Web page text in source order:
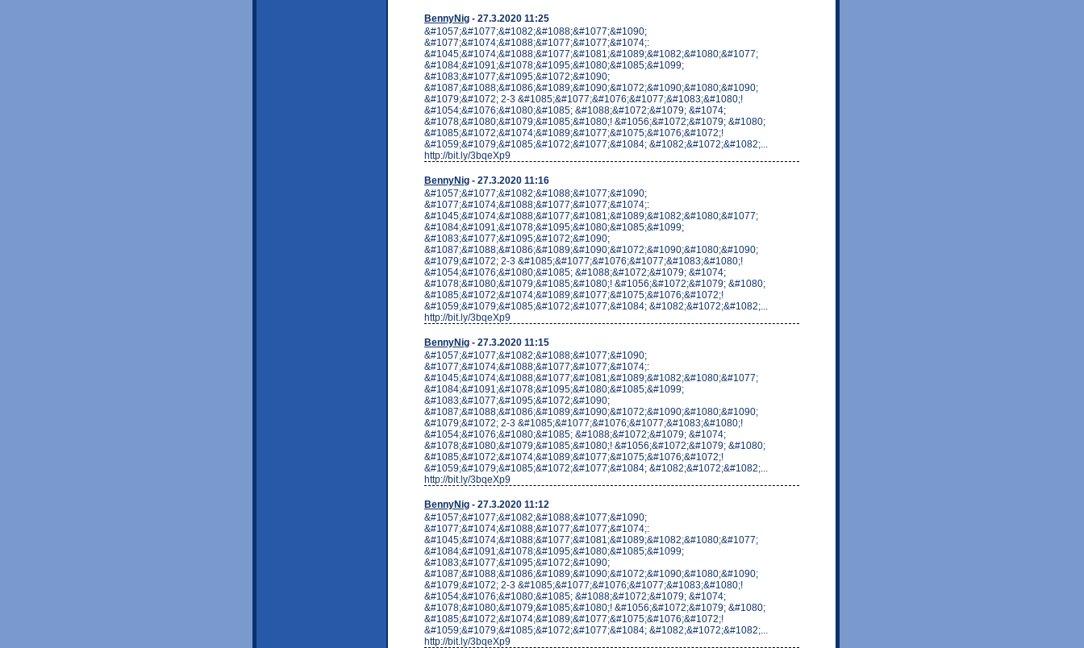
BennyNig - 27.3.2020 11:25
&#1057;&#1077;&#1082;&#1088;&#1077;&#1090;
&#1077;&#1074;&#1088;&#1077;&#1077;&#1074;:
&#1045;&#1074;&#1088;&#1077;&#1081;&#1089;&#1082;&#1080;&#1077;
&#1084;&#1091;&#1078;&#1095;&#1080;&#1085;&#1099;
&#1083;&#1077;&#1095;&#1072;&#1090;
&#1087;&#1088;&#1086;&#1089;&#1090;&#1072;&#1090;&#1080;&#1090;
&#1079;&#1072; 2-3 &#1085;&#1077;&#1076;&#1077;&#1083;&#1080;!
&#1054;&#1076;&#1080;&#1085; &#1088;&#1072;&#1079; &#1074;
&#1078;&#1080;&#1079;&#1085;&#1080;! &#1056;&#1072;&#1079; &#1080;
&#1085;&#1072;&#1074;&#1089;&#1077;&#1075;&#1076;&#1072;!
&#1059;&#1079;&#1085;&#1072;&#1077;&#1084; &#1082;&#1072;&#1082;...
http://bit.ly/3bqeXp9
BennyNig - 27.3.2020 11:16
&#1057;&#1077;&#1082;&#1088;&#1077;&#1090;
&#1077;&#1074;&#1088;&#1077;&#1077;&#1074;:
&#1045;&#1074;&#1088;&#1077;&#1081;&#1089;&#1082;&#1080;&#1077;
&#1084;&#1091;&#1078;&#1095;&#1080;&#1085;&#1099;
&#1083;&#1077;&#1095;&#1072;&#1090;
&#1087;&#1088;&#1086;&#1089;&#1090;&#1072;&#1090;&#1080;&#1090;
&#1079;&#1072; 2-3 &#1085;&#1077;&#1076;&#1077;&#1083;&#1080;!
&#1054;&#1076;&#1080;&#1085; &#1088;&#1072;&#1079; &#1074;
&#1078;&#1080;&#1079;&#1085;&#1080;! &#1056;&#1072;&#1079; &#1080;
&#1085;&#1072;&#1074;&#1089;&#1077;&#1075;&#1076;&#1072;!
&#1059;&#1079;&#1085;&#1072;&#1077;&#1084; &#1082;&#1072;&#1082;...
http://bit.ly/3bqeXp9
BennyNig - 27.3.2020 11:15
&#1057;&#1077;&#1082;&#1088;&#1077;&#1090;
&#1077;&#1074;&#1088;&#1077;&#1077;&#1074;:
&#1045;&#1074;&#1088;&#1077;&#1081;&#1089;&#1082;&#1080;&#1077;
&#1084;&#1091;&#1078;&#1095;&#1080;&#1085;&#1099;
&#1083;&#1077;&#1095;&#1072;&#1090;
&#1087;&#1088;&#1086;&#1089;&#1090;&#1072;&#1090;&#1080;&#1090;
&#1079;&#1072; 2-3 &#1085;&#1077;&#1076;&#1077;&#1083;&#1080;!
&#1054;&#1076;&#1080;&#1085; &#1088;&#1072;&#1079; &#1074;
&#1078;&#1080;&#1079;&#1085;&#1080;! &#1056;&#1072;&#1079; &#1080;
&#1085;&#1072;&#1074;&#1089;&#1077;&#1075;&#1076;&#1072;!
&#1059;&#1079;&#1085;&#1072;&#1077;&#1084; &#1082;&#1072;&#1082;...
http://bit.ly/3bqeXp9
BennyNig - 27.3.2020 11:12
&#1057;&#1077;&#1082;&#1088;&#1077;&#1090;
&#1077;&#1074;&#1088;&#1077;&#1077;&#1074;:
&#1045;&#1074;&#1088;&#1077;&#1081;&#1089;&#1082;&#1080;&#1077;
&#1084;&#1091;&#1078;&#1095;&#1080;&#1085;&#1099;
&#1083;&#1077;&#1095;&#1072;&#1090;
&#1087;&#1088;&#1086;&#1089;&#1090;&#1072;&#1090;&#1080;&#1090;
&#1079;&#1072; 2-3 &#1085;&#1077;&#1076;&#1077;&#1083;&#1080;!
&#1054;&#1076;&#1080;&#1085; &#1088;&#1072;&#1079; &#1074;
&#1078;&#1080;&#1079;&#1085;&#1080;! &#1056;&#1072;&#1079; &#1080;
&#1085;&#1072;&#1074;&#1089;&#1077;&#1075;&#1076;&#1072;!
&#1059;&#1079;&#1085;&#1072;&#1077;&#1084; &#1082;&#1072;&#1082;...
http://bit.ly/3bqeXp9